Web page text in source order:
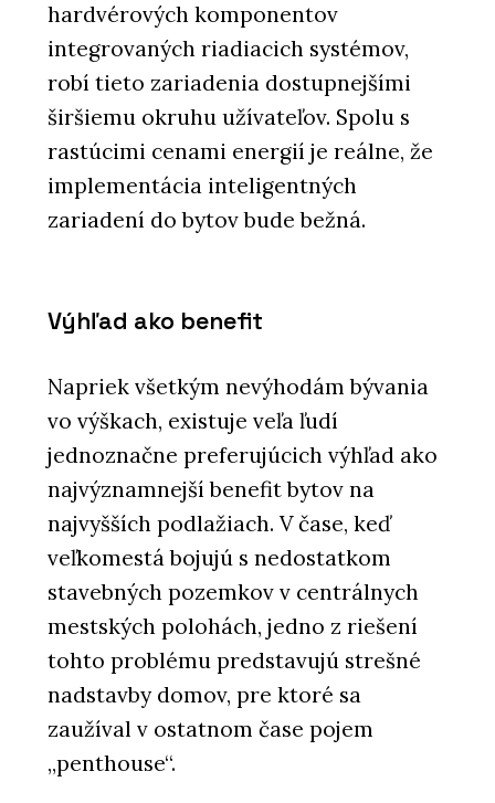
hardvérových komponentov
integrovaných riadiacich systémov,
robí tieto zariadenia dostupnejšími
širšiemu okruhu užívateľov. Spolu s
rastúcimi cenami energií je reálne, že
implementácia inteligentných
zariadení do bytov bude bežná.
Výhľad ako benefit
Napriek všetkým nevýhodám bývania
vo výškach, existuje veľa ľudí
jednoznačne preferujúcich výhľad ako
najvýznamnejší benefit bytov na
najvyšších podlažiach. V čase, keď
veľkomestá bojujú s nedostatkom
stavebných pozemkov v centrálnych
mestských polohách, jedno z riešení
tohto problému predstavujú strešné
nadstavby domov, pre ktoré sa
zaužíval v ostatnom čase pojem
„penthouse“.